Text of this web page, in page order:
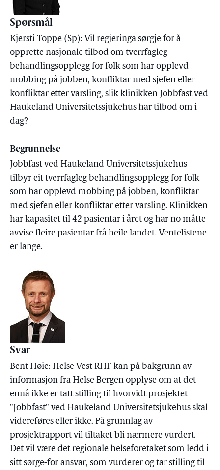
Spørsmål
Kjersti Toppe (Sp): Vil regjeringa sørgje for å
opprette nasjonale tilbod om tverrfagleg
behandlingsopplegg for folk som har opplevd
mobbing på jobben, konfliktar med sjefen eller
konfliktar etter varsling, slik klinikken Jobbfast ved
Haukeland Universitetssjukehus har tilbod om i
dag?
Begrunnelse
Jobbfast ved Haukeland Universitetssjukehus
tilbyr eit tverrfagleg behandlingsopplegg for folk
som har opplevd mobbing på jobben, konfliktar
med sjefen eller konfliktar etter varsling. Klinikken
har kapasitet til 42 pasientar i året og har no måtte
avvise fleire pasientar frå heile landet. Ventelistene
er lange.
Svar
Bent Høie: Helse Vest RHF kan på bakgrunn av
informasjon fra Helse Bergen opplyse om at det
ennå ikke er tatt stilling til hvorvidt prosjektet
"Jobbfast" ved Haukeland Universitetsjukehus skal
videreføres eller ikke. På grunnlag av
prosjektrapport vil tiltaket bli nærmere vurdert.
Det vil være det regionale helseforetaket som ledd i
sitt sørge-for ansvar, som vurderer og tar stilling til